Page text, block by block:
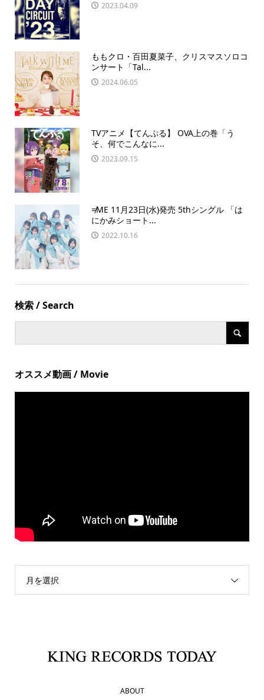
2023.04.09
ももクロ・百田夏菜子、クリスマスソロコ
ンサート「Tal...
2024.06.05
TVアニメ【てんぷる】 OVA上の巻「う
そ、何でこんなに...
2023.09.15
≠ME 11月23日(水)発売 5thシングル 「は
にかみショート...
2022.10.16
検索 / Search
オススメ動画 / Movie
月を選択
ABOUT